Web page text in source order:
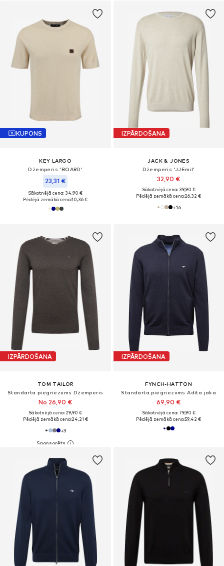
KUPONS
KEY LARGO
Džemperis 'BOARD'
23,31 €
Sākotnējā cena: 34,90 €
Pēdējā zemākā cena:10,36 €
IZPĀRDOŠANA
JACK & JONES
Džemperis 'JJEmil'
32,90 €
Sākotnējā cena: 39,90 €
Pēdējā zemākā cena:26,32 €
+16
IZPĀRDOŠANA
TOM TAILOR
Standarta piegriezums Džemperis
No 26,90 €
Sākotnējā cena: 29,90 €
Pēdējā zemākā cena:24,21 €
+3
IZPĀRDOŠANA
FYNCH-HATTON
Standarta piegriezums Adīta jaka
69,90 €
Sākotnējā cena: 79,90 €
Pēdējā zemākā cena:59,42 €